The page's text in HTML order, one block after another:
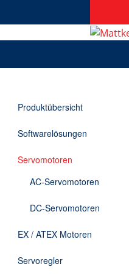
Applikationen
Informationen
Downloads
Produktübersicht
Softwarelösungen
Servomotoren
AC-Servomotoren
DC-Servomotoren
EX / ATEX Motoren
Servoregler